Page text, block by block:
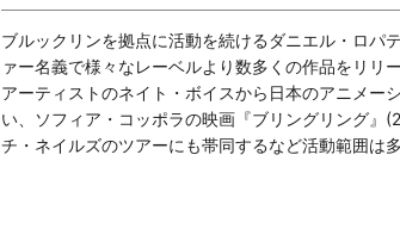
ブルックリンを拠点に活動を続けるダニエル・ロパ
ァー名義で様々なレーベルより数多くの作品をリリ
アーティストのネイト・ボイスから日本のアニメー
い、ソフィア・コッポラの映画『ブリングリング』
チ・ネイルズのツアーにも帯同するなど活動範囲は多